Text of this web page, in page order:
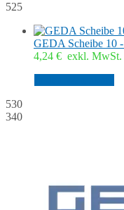
525
GEDA Scheibe 10
4,24 € exkl. MwSt.
530
340